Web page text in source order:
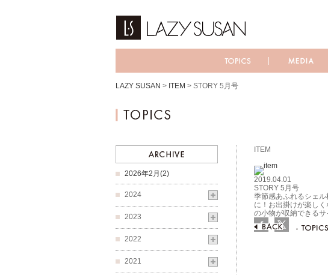
LAZY SUSAN > ITEM > STORY 5月号
2026年2月(2)
2024
2023
2022
2021
ITEM
2019.04.01
STORY 5月号
季節感あふれるシェ
に！お出掛けが楽し
の小物が収納できるサ